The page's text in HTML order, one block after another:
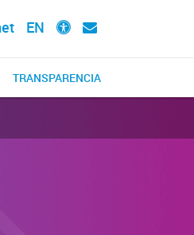
EN
TRANSPARENCIA